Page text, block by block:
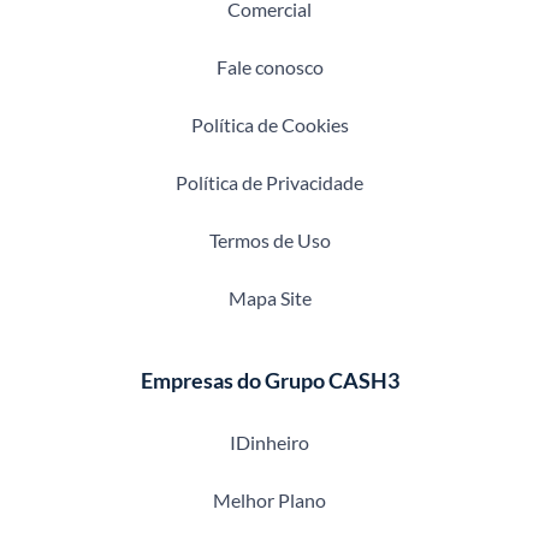
Comercial
Fale conosco
Política de Cookies
Política de Privacidade
Termos de Uso
Mapa Site
Empresas do Grupo CASH3
IDinheiro
Melhor Plano